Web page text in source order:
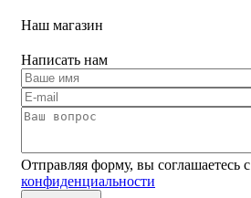
Наш магазин
Написать нам
Отправляя форму, вы соглашаетесь с
конфиденциальности